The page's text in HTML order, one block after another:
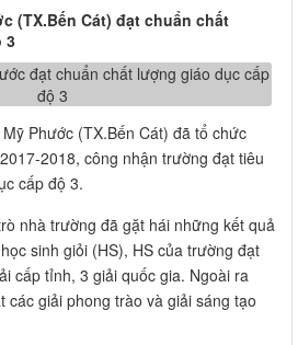
(TX.Bến Cát) đạt chuẩn chất
3
Phước (TX.Bến Cát) đã tổ chức
2018, công nhận trường đạt tiêu
cấp độ 3.
nhà trường đã gặt hái những kết quả
sinh giỏi (HS), HS của trường đạt
cấp tỉnh, 3 giải quốc gia. Ngoài ra
các giải phong trào và giải sáng tạo